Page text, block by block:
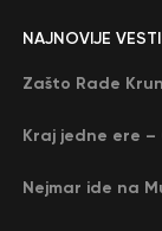
NAJNOVIJE VESTI